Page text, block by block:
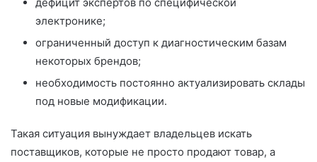
электронике;
ограниченный доступ к диагностическим базам
некоторых брендов;
необходимость постоянно актуализировать склады
под новые модификации.
Такая ситуация вынуждает владельцев искать
поставщиков, которые не просто продают товар, а